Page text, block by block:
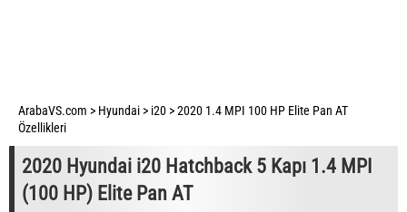
ArabaVS.com > Hyundai > i20 >2020 1.4 MPI 100 HP Elite Pan AT
Özellikleri
2020 Hyundai i20 Hatchback 5 Kapı 1.4 MPI
(100 HP) Elite Pan AT